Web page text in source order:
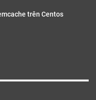
trên Centos